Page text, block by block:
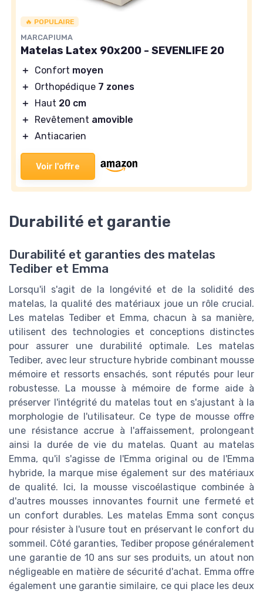
🔥 POPULAIRE
MARCAPIUMA
Matelas Latex 90x200 - SEVENLIFE 20
＋ Confort moyen
＋
Orthopédique 7 zones
＋
Haut 20 cm
＋
Revêtement amovible
＋ Antiacarien
Voir l'offre
Durabilité et garantie
Durabilité et garanties des matelas
Tediber et Emma
Lorsqu'il s'agit de la longévité et de la solidité des
matelas, la qualité des matériaux joue un rôle crucial.
Les matelas Tediber et Emma, chacun à sa manière,
utilisent des technologies et conceptions distinctes
pour assurer une durabilité optimale. Les matelas
Tediber, avec leur structure hybride combinant mousse
mémoire et ressorts ensachés, sont réputés pour leur
robustesse. La mousse à mémoire de forme aide à
préserver l'intégrité du matelas tout en s'ajustant à la
morphologie de l'utilisateur. Ce type de mousse offre
une résistance accrue à l'affaissement, prolongeant
ainsi la durée de vie du matelas. Quant au matelas
Emma, qu'il s'agisse de l'Emma original ou de l'Emma
hybride, la marque mise également sur des matériaux
de qualité. Ici, la mousse viscoélastique combinée à
d'autres mousses innovantes fournit une fermeté et
un confort durables. Les matelas Emma sont conçus
pour résister à l'usure tout en préservant le confort du
sommeil. Côté garanties, Tediber propose généralement
une garantie de 10 ans sur ses produits, un atout non
négligeable en matière de sécurité d'achat. Emma offre
également une garantie similaire, ce qui place les deux